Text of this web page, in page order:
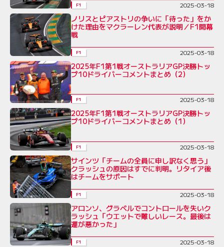
F1 2025-03-18
ノリスとピアストリの争いに「待った」をか
けた理由をマクラーレン代表が説明／F1開幕
戦
F1 2025-03-18
2025年F1第1戦オーストラリアGP決勝トッ
プ10ドライバーコメントまとめ（2）
F1 2025-03-18
2025年F1第1戦オーストラリアGP決勝トッ
プ10ドライバーコメントまとめ（1）
F1 2025-03-18
サインツ「チームの全員に申し訳なく思う」
クラッシュの原因はすでに判明。リタイア後
はチームをサポート
F1 2025-03-18
アロンソ、グラベルでコントロールを失いク
ラッシュ「ウエットで難しいレース。最後は
運が悪かった」
F1 2025-03-18